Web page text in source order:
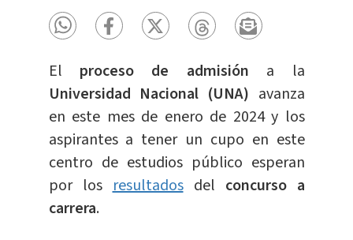
El proceso de admisión a la
Universidad Nacional (UNA) avanza
en este mes de enero de 2024 y los
aspirantes a tener un cupo en este
centro de estudios público esperan
por losresultadosdel concurso a
carrera.